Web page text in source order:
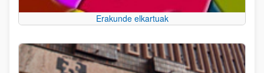
Erakunde elkartuak